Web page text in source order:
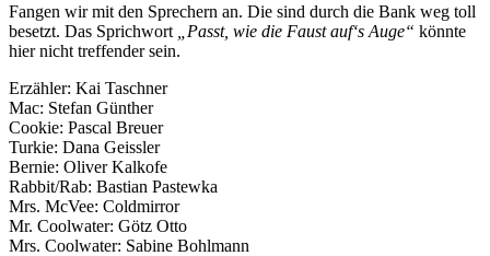
Fangen wir mit den Sprechern an. Die sind durch die Bank weg toll
besetzt. Das Sprichwort
„Passt, wie die Faust auf‘s Auge“ könnte
hier nicht treffender sein.
Erzähler: Kai Taschner
Mac: Stefan Günther
Cookie: Pascal Breuer
Turkie: Dana Geissler
Bernie: Oliver Kalkofe
Rabbit/Rab: Bastian Pastewka
Mrs. McVee: Coldmirror
Mr. Coolwater: Götz Otto
Mrs. Coolwater: Sabine Bohlmann